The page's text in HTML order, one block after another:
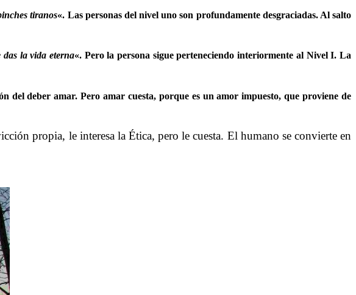
tiranos«. Las personas del nivel uno son profundamente desgraciadas. Al salto
das la vida eterna«. Pero la persona sigue perteneciendo interiormente al Nivel I. La
deber amar. Pero amar cuesta, porque es un amor impuesto, que proviene de
propia, le interesa la Ética, pero le cuesta. El humano se convierte en